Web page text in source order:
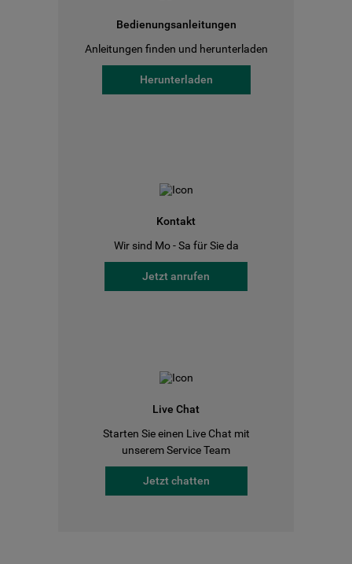
Bedienungsanleitungen
Anleitungen finden und herunterladen
Herunterladen
Kontakt
Wir sind Mo - Sa für Sie da
Jetzt anrufen
Live Chat
Starten Sie einen Live Chat mit
unserem Service Team
Jetzt chatten